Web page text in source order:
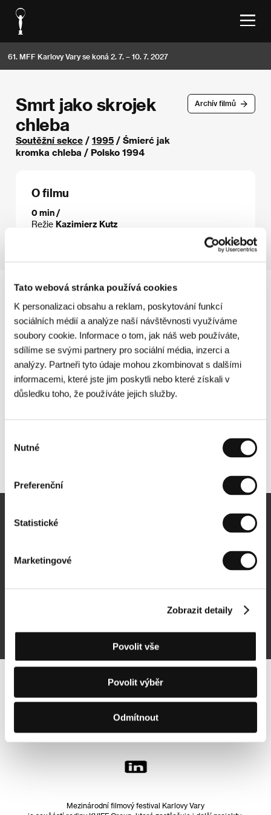
Tato webová stránka používá cookies
K personalizaci obsahu a reklam, poskytování funkcí
sociálních médií a analýze naší návštěvnosti využíváme
soubory cookie. Informace o tom, jak náš web používáte,
sdílíme se svými partnery pro sociální média, inzerci a
analýzy. Partneři tyto údaje mohou zkombinovat s dalšími
informacemi, které jste jim poskytli nebo které získali v
důsledku toho, že používáte jejich služby.
souhlasu
Nutné
Preferenční
Statistické
Marketingové
Zobrazit detaily
Povolit vše
Povolit výběr
Odmítnout
61. MFF Karlovy Vary se koná 2. 7. – 10. 7. 2027
Archív filmů
Smrt jako skrojek
chleba
Soutěžní sekce / 1995 / Śmierć jak
kromka chleba / Polsko 1994
O filmu
0 min /
Režie Kazimierz Kutz
Přihlášením souhlasím sezpracováním osobních údajů
Sledujte nás na síti:
Mezinárodní filmový festival Karlovy Vary